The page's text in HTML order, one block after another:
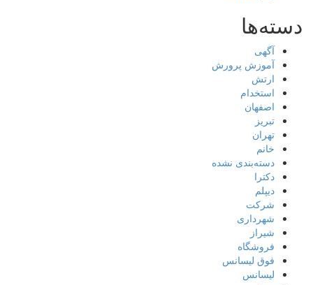
دسته‌ها
آگهی
آموزش پرورش
ارتش
استخدام
اصفهان
تبریز
تهران
خانم
دسته‌بندی نشده
دکترا
دیپلم
شرکت
شهرداری
شیراز
فروشگاه
فوق لیسانس
لیسانس